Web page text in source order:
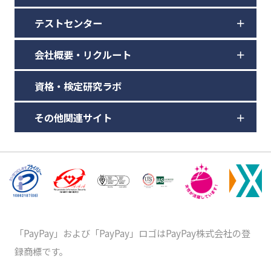
テストセンター
会社概要・リクルート
資格・検定研究ラボ
その他関連サイト
「PayPay」および「PayPay」ロゴはPayPay株式会社の登
録商標です。